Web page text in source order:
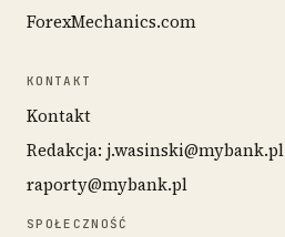
ForexMechanics.com
KONTAKT
Kontakt
Redakcja: j.wasinski@mybank.pl
raporty@mybank.pl
SPOŁECZNOŚĆ